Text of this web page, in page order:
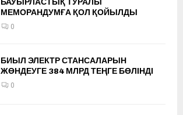
МЕМОРАНДУМҒА ҚОЛ ҚОЙЫЛДЫ
0
БИЫЛ ЭЛЕКТР СТАНСАЛАРЫН
ЖӨНДЕУГЕ 384 МЛРД ТЕҢГЕ БӨЛІНДІ
0